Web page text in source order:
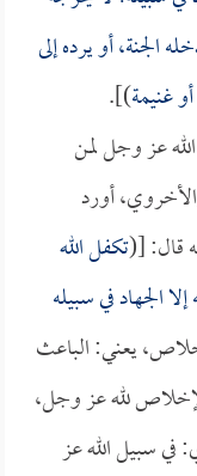
الجنة، أو يرده إلى
غنيمة)].
عز وجل لمن
أورد
قال: [(تكفل الله
الجهاد في سبيله
يعني: الباعث
لله عز وجل،
في سبيل الله عز